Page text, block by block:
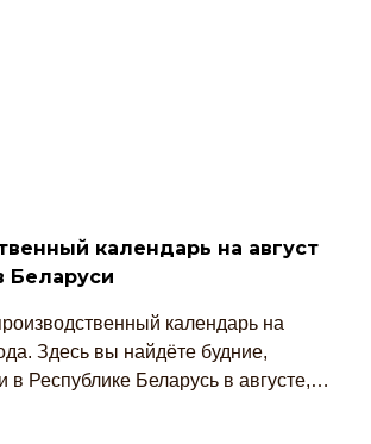
календарь на август
Беларуси
календарь на
Здесь вы найдёте будние,
Республике Беларусь в августе, а